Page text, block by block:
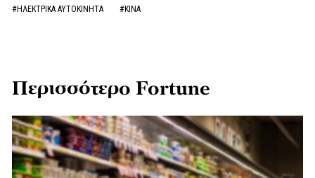
#ΗΛΕΚΤΡΙΚΑ ΑΥΤΟΚΙΝΗΤΑ
#ΚΙΝΑ
Περισσότερο Fortune